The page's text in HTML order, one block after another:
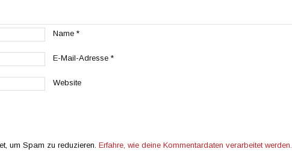
Name *
E-Mail-Adresse *
Website
um Spam zu reduzieren. Erfahre, wie deine Kommentardaten verarbeitet werden.